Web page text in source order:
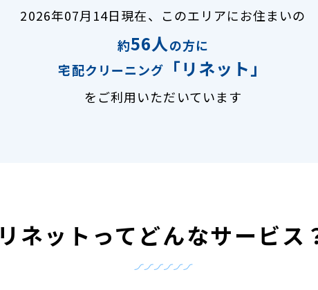
2026年07月14日現在、
このエリアにお住まいの
約56人の方に
宅配クリーニング
「リネット」
をご利用いただいています
リネットってどんなサービス